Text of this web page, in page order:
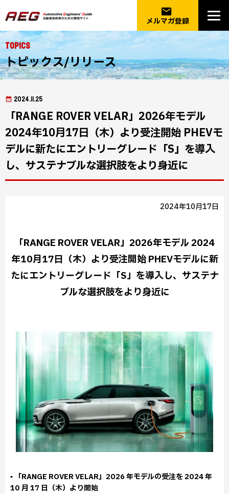
email
メルマガ登録
Topics
トピックス/リリース
2024.11.25
「RANGE ROVER VELAR」2026年モデル
2024年10月17日（木）より受注開始 PHEVモ
デルに新たにエントリーグレード「S」を導入
し、サステナブルな選択肢をより身近に
2024年10月17日
「RANGE ROVER VELAR」2026年モデル 2024
年10月17日（木）より受注開始 PHEVモデルに新
たにエントリーグレード「S」を導入し、サステナ
ブルな選択肢をより身近に
▪ 「RANGE ROVER VELAR」2026 年モデルの受注を 2024 年
10 月 17 日（木）より開始